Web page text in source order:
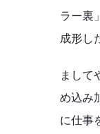
ラー裏
成形し
まして
め込み
に仕事